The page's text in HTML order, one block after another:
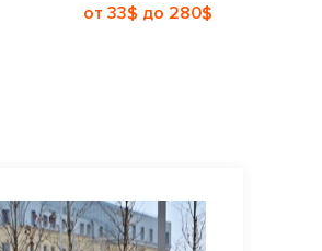
от 33$ до 280$